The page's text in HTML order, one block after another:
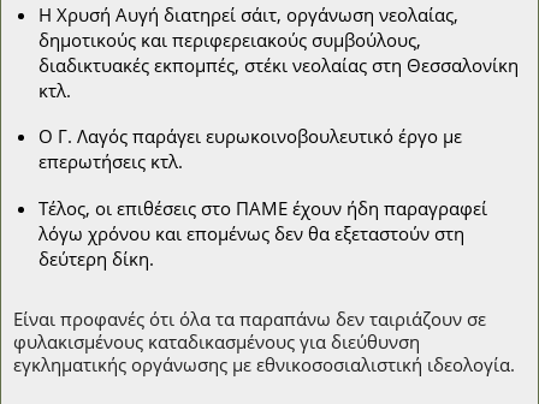
Η Χρυσή Αυγή διατηρεί σάιτ, οργάνωση νεολαίας,
δημοτικούς και περιφερειακούς συμβούλους,
διαδικτυακές εκπομπές, στέκι νεολαίας στη Θεσσαλονίκη
κτλ.
Ο Γ. Λαγός παράγει ευρωκοινοβουλευτικό έργο με
επερωτήσεις κτλ.
Τέλος, οι επιθέσεις στο ΠΑΜΕ έχουν ήδη παραγραφεί
λόγω χρόνου και επομένως δεν θα εξεταστούν στη
δεύτερη δίκη.
Είναι προφανές ότι όλα τα παραπάνω δεν ταιριάζουν σε
φυλακισμένους καταδικασμένους για διεύθυνση
εγκληματικής οργάνωσης με εθνικοσοσιαλιστική ιδεολογία.